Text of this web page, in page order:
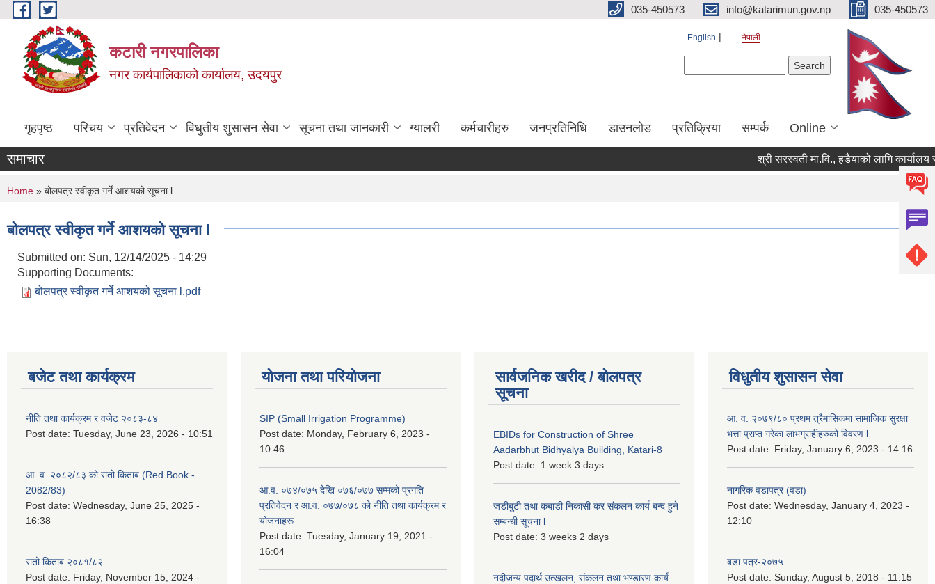
Skip to main content 035-450573 info@katarimun.gov.np 035-450573
कटारी नगरपालिका
नगर कार्यपालिकाको कार्यालय, उदयपुर
English नेपाली
गृहपृष्ठ परिचय प्रतिवेदन विधुतीय शुसासन सेवा सूचना तथा जानकारी ग्यालरी कर्मचारीहरु जनप्रतिनिधि डाउनलोड प्रतिक्रिया सम्पर्क Online
समाचार श्री सरस्वती मा.वि., हडैयाको लागि कार्यालय
You are here
Home » बोलपत्र स्वीकृत गर्ने आशयको सूचना l
बोलपत्र स्वीकृत गर्ने आशयको सूचना l
Submitted on: Sun, 12/14/2025 - 14:29
Supporting Documents:
बोलपत्र स्वीकृत गर्ने आशयको सूचना l.pdf
बजेट तथा कार्यक्रम
नीति तथा कार्यक्रम र वजेट २०८३-८४
Post date: Tuesday, June 23, 2026 - 10:51
आ. व. २०८२/८३ को रातो किताब (Red Book -
2082/83)
Post date: Wednesday, June 25, 2025 -
16:38
रातो किताब २०८१/८२
Post date: Friday, November 15, 2024 -
योजना तथा परियोजना
SIP (Small Irrigation Programme)
Post date: Monday, February 6, 2023 -
10:46
आ.व. ०७४/०७५ देखि ०७६/०७७ सम्मको प्रगति
प्रतिवेदन र आ.व. ०७७/०७८ को नीति तथा कार्यक्रम र
योजनाहरू
Post date: Tuesday, January 19, 2021 -
16:04
सार्वजनिक खरीद / बोलपत्र
सूचना
EBIDs for Construction of Shree
Aadarbhut Bidhyalya Building, Katari-8
Post date: 1 week 3 days
जडीबुटी तथा कबाडी निकासी कर संकलन कार्य बन्द हुने
सम्बन्धी सूचना l
Post date: 3 weeks 2 days
नदीजन्य पदार्थ उत्खलन, संकलन तथा भण्डारण कार्य
विधुतीय शुसासन सेवा
आ. व. २०७९/८० प्रथम त्रैमासिकमा सामाजिक सुरक्षा
भत्ता प्राप्त गरेका लाभग्राहीहरुको विवरण l
Post date: Friday, January 6, 2023 - 14:16
नागरिक वडापत्र (वडा)
Post date: Wednesday, January 4, 2023 -
12:10
बडा पत्र-२०७५
Post date: Sunday, August 5, 2018 - 11:15